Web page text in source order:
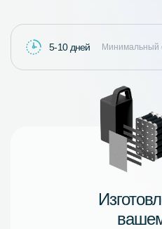
5-10 дней Минимальный